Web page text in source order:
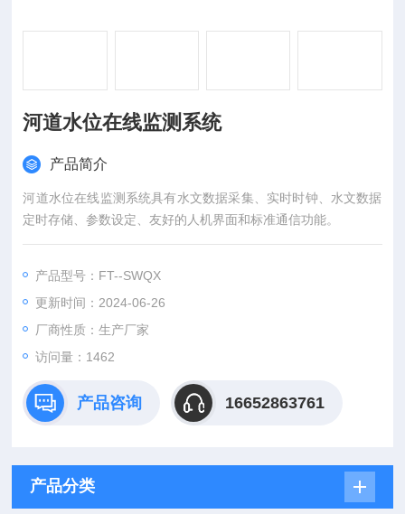
河道水位在线监测系统
产品简介
河道水位在线监测系统具有水文数据采集、实时时钟、水文数据
定时存储、参数设定、友好的人机界面和标准通信功能。
产品型号：FT--SWQX
更新时间：2024-06-26
厂商性质：生产厂家
访问量：1462
产品咨询 16652863761
产品分类